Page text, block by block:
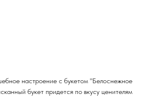
настроение с букетом "Белоснежное
букет придется по вкусу ценителям